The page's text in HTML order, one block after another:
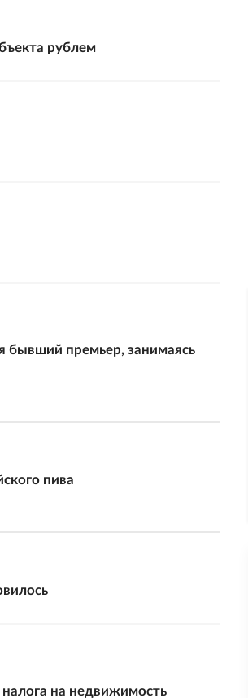
рублем
бывший премьер, занимаясь
пива
на недвижимость